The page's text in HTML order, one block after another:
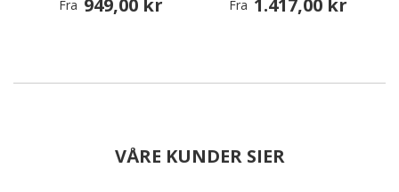
Fra 949,00 kr
Fra 1.417,00 kr
VÅRE KUNDER SIER